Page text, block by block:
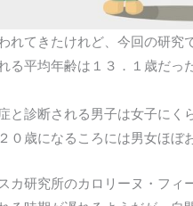
てきたけれど、今回の研究
る平均年齢は１３．１歳だ
と診断される男子は女子にく
０歳になるころには男女ほぼ
研究所のカロリーヌ・フィ